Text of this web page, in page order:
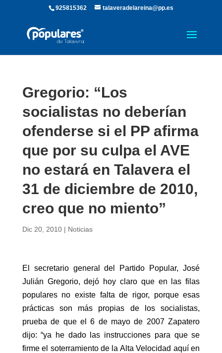
925815362 talaveradelareina@pp.es
Gregorio: “Los
socialistas no deberían
ofenderse si el PP afirma
que por su culpa el AVE
no estará en Talavera el
31 de diciembre de 2010,
creo que no miento”
Dic 20, 2010| Noticias
El secretario general del Partido Popular, José
Julián Gregorio, dejó hoy claro que en las filas
populares no existe falta de rigor, porque esas
prácticas son más propias de los socialistas,
prueba de que el 6 de mayo de 2007 Zapatero
dijo: “ya he dado las instrucciones para que se
firme el soterramiento de la Alta Velocidad aquí en